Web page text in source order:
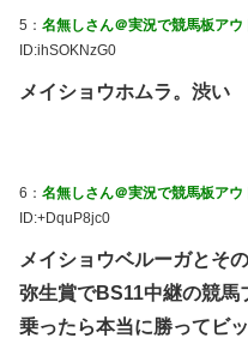
5： 名無しさん＠実況で競馬板アウ
ID:ihSOKNzG0
メイショウホムラ。渋い
6： 名無しさん＠実況で競馬板アウ
ID:+DquP8jc0
メイショウベルーガとそ
弥生賞でBS11中継の競馬
乗ったら本当に勝ってビ